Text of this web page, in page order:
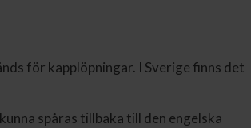
för kapplöpningar. I Sverige finns det
spåras tillbaka till den engelska